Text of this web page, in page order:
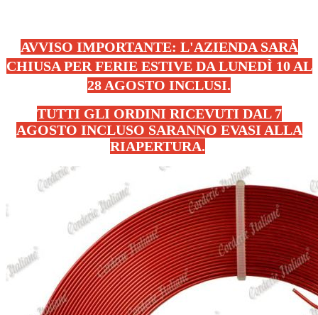
AVVISO IMPORTANTE: L'AZIENDA SARÀ
CHIUSA PER FERIE ESTIVE DA LUNEDÌ 10 AL
28 AGOSTO INCLUSI.
TUTTI GLI ORDINI RICEVUTI DAL 7
AGOSTO INCLUSO SARANNO EVASI ALLA
RIAPERTURA.